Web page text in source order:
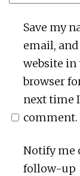
Save my
email, and
website in
browser
next time I
comment.
Notify me
follow-up